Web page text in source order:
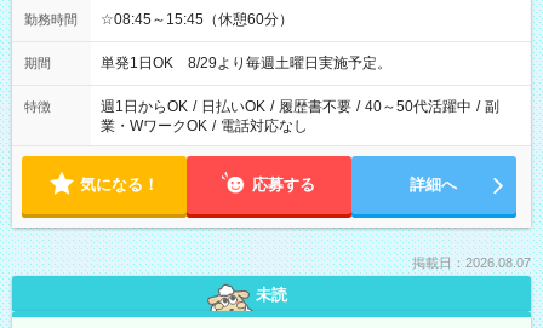
勤務時間 ☆08:45～15:45（休憩60分）
期間 単発1日OK 8/29より毎週土曜日実施予定。
特徴 週1日からOK / 日払いOK / 履歴書不要 / 40～50代活躍中 / 副
業・WワークOK / 電話対応なし
気になる！ 応募する 詳細へ
掲載日：2026.08.07
未読